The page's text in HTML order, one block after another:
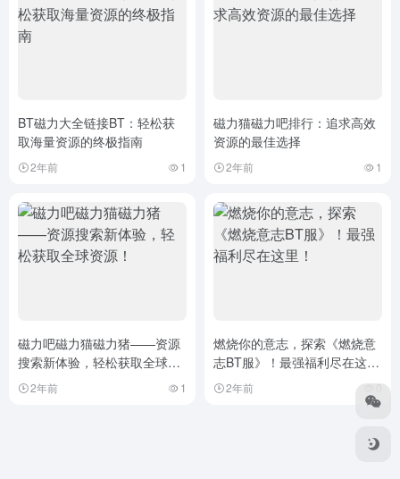
BT磁力大全链接BT：轻松获
取海量资源的终极指南
2年前 1
磁力猫磁力吧排行：追求高效
资源的最佳选择
2年前 1
磁力吧磁力猫磁力猪——资源
搜索新体验，轻松获取全球资
源！2年前 1
燃烧你的意志，探索《燃烧意
志BT服》！最强福利尽在这
里！2年前 0